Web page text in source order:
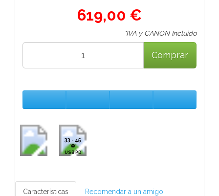
619,00 €
*IVA y CANON Incluido
Comprar
33 - 45
W
USB PD
Características Recomendar a un amigo